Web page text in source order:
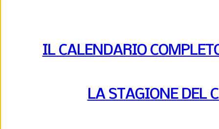
IL CALENDARIO
LA STAGIONE DEL